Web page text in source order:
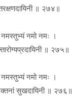
॥ २७४॥
नमस्तुभ्यं नमो नमः ।
॥ २७५॥
नमस्तुभ्यं नमो नमः ।
सुखदायिनी ॥ २७६॥